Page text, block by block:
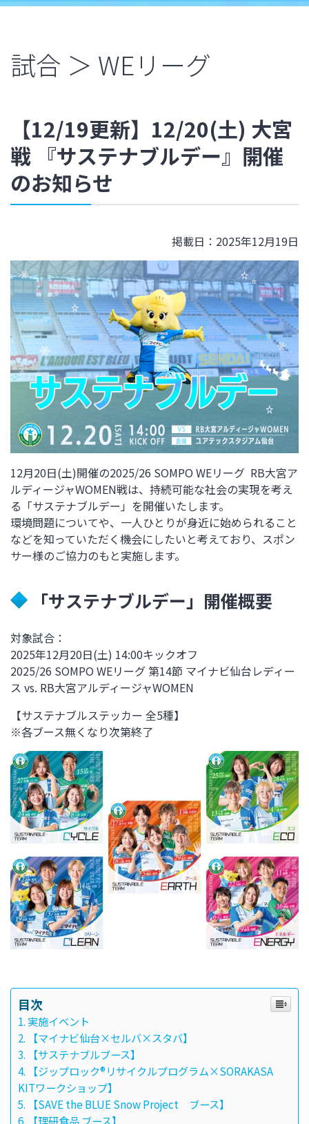
試合 ＞ WEリーグ
【12/19更新】12/20(土) 大宮
戦 『サステナブルデー』開催
のお知らせ
掲載日：2025年12月19日
12月20日(土)開催の2025/26 SOMPO WEリーグ RB大宮ア
ルディージャWOMEN戦は、持続可能な社会の実現を考え
る「サステナブルデー」を開催いたします。
環境問題についてや、一人ひとりが身近に始められること
などを知っていただく機会にしたいと考えており、スポン
サー様のご協力のもと実施します。
「サステナブルデー」開催概要
対象試合：
2025年12月20日(土) 14:00キックオフ
2025/26 SOMPO WEリーグ第14節 マイナビ仙台レディー
ス vs. RB大宮アルディージャWOMEN
【サステナブルステッカー 全5種】
※各ブース無くなり次第終了
目次
実施イベント
【マイナビ仙台×セルバ×スタバ】
【サステナブルブース】
【ジップロック®リサイクルプログラム×SORAKASA
KITワークショップ】
【SAVE the BLUE Snow Project ブース】
【理研食品 ブース】